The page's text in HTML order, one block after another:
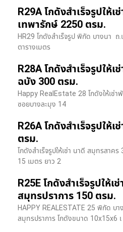
R29A โกดังสำเร็จรูปให้เ
เทพารักษ์ 2250 ตรม.
HR29 โกดังสำเร็จรูป พิกัด บางนา​
ตารางเมตร
R28A โกดังสำเร็จรูปให้
ฉบัง 300 ตรม.
Happy RealEstate 28 โกดังให้เช่
ซอยบางละมุง 14
R26A โกดังสำเร็จรูปให้
ตรม.
โกดังสำเร็จรูปให้เช่า นาดี สมุทรสาค
15 เมตร ยาว 2
R25E โกดังสำเร็จรูปให้
สมุทรปราการ 150 ตรม.
HAPPY REALESTATE 25 พิกัด บ
สมุทรปราการ โกดังขนาด 10x15x6 เ